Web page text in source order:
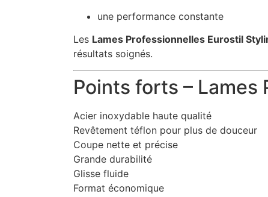
une performance constante
Les Lames Professionnelles Eurostil
résultats soignés.
Points forts –
Acier inoxydable haute qualité
Revêtement téflon pour plus de douceur
Coupe nette et précise
Grande durabilité
Glisse fluide
Format économique